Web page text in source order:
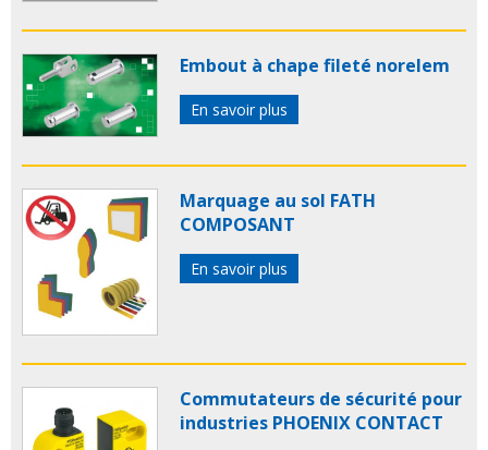
Embout à chape fileté norelem
En savoir plus
Marquage au sol FATH
COMPOSANT
En savoir plus
Commutateurs de sécurité pour
industries PHOENIX CONTACT